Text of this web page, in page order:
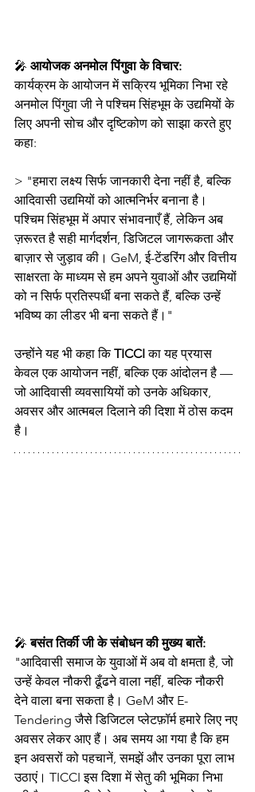
🎤 आयोजक अनमोल पिंगुवा के विचार:
कार्यक्रम के आयोजन में सक्रिय भूमिका निभा रहे
अनमोल पिंगुवा जी ने पश्चिम सिंहभूम के उद्यमियों के
लिए अपनी सोच और दृष्टिकोण को साझा करते हुए
कहा:
> "हमारा लक्ष्य सिर्फ जानकारी देना नहीं है, बल्कि
आदिवासी उद्यमियों को आत्मनिर्भर बनाना है।
पश्चिम सिंहभूम में अपार संभावनाएँ हैं, लेकिन अब
ज़रूरत है सही मार्गदर्शन, डिजिटल जागरूकता और
बाज़ार से जुड़ाव की। GeM, ई-टेंडरिंग और वित्तीय
साक्षरता के माध्यम से हम अपने युवाओं और उद्यमियों
को न सिर्फ प्रतिस्पर्धी बना सकते हैं, बल्कि उन्हें
भविष्य का लीडर भी बना सकते हैं।"
उन्होंने यह भी कहा कि TICCI का यह प्रयास
केवल एक आयोजन नहीं, बल्कि एक आंदोलन है —
जो आदिवासी व्यवसायियों को उनके अधिकार,
अवसर और आत्मबल दिलाने की दिशा में ठोस कदम
है।
🎤 बसंत तिर्की जी के संबोधन की मुख्य बातें:
"आदिवासी समाज के युवाओं में अब वो क्षमता है, जो
उन्हें केवल नौकरी ढूँढने वाला नहीं, बल्कि नौकरी
देने वाला बना सकता है। GeM और E-
Tendering जैसे डिजिटल प्लेटफ़ॉर्म हमारे लिए नए
अवसर लेकर आए हैं। अब समय आ गया है कि हम
इन अवसरों को पहचानें, समझें और उनका पूरा लाभ
उठाएं। TICCI इस दिशा में सेतु की भूमिका निभा